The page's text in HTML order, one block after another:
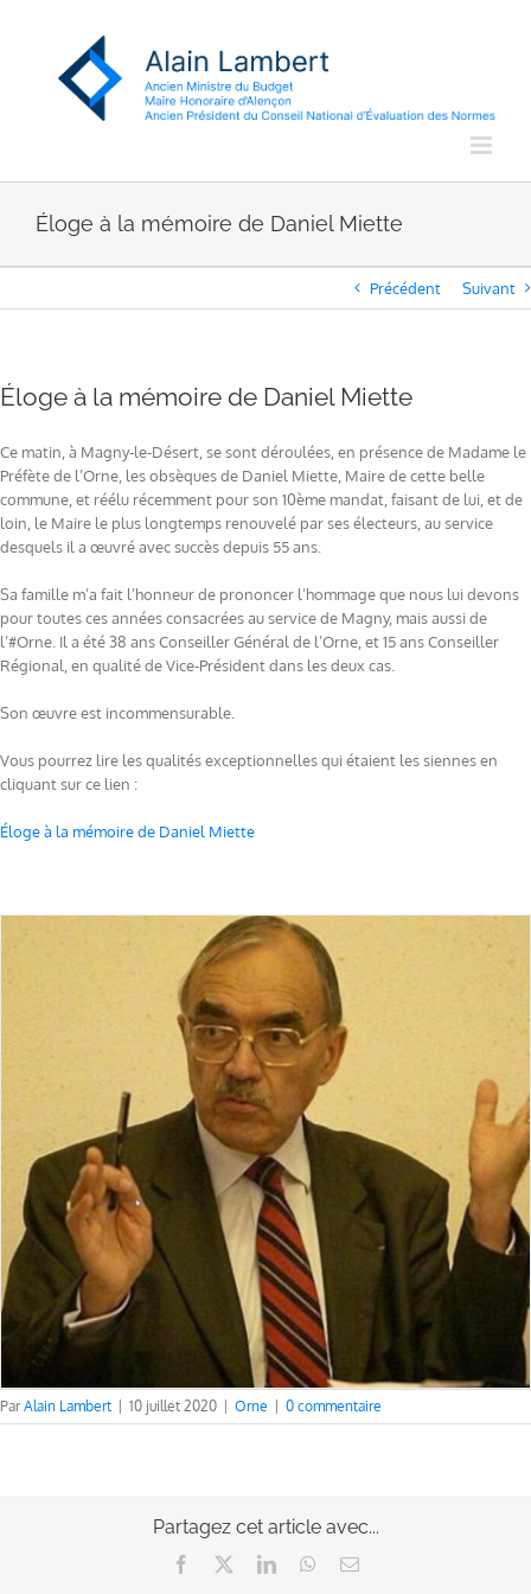
Éloge à la mémoire de Daniel Miette
Précédent Suivant
Éloge à la mémoire de Daniel Miette
Ce matin, à Magny-le-Désert, se sont déroulées, en présence de Madame le
Préfète de l’Orne, les obsèques de Daniel Miette, Maire de cette belle
commune, et réélu récemment pour son 10ème mandat, faisant de lui, et de
loin, le Maire le plus longtemps renouvelé par ses électeurs, au service
desquels il a œuvré avec succès depuis 55 ans.
Sa famille m’a fait l’honneur de prononcer l’hommage que nous lui devons
pour toutes ces années consacrées au service de Magny, mais aussi de
l’#Orne. Il a été 38 ans Conseiller Général de l’Orne, et 15 ans Conseiller
Régional, en qualité de Vice-Président dans les deux cas.
Son œuvre est incommensurable.
Vous pourrez lire les qualités exceptionnelles qui étaient les siennes en
cliquant sur ce lien :
Éloge à la mémoire de Daniel Miette
ParAlain Lambert 10 juillet 2020 Orne 0 commentaire
Partagez cet article avec...
Facebook LinkedInWhatsApp
Email